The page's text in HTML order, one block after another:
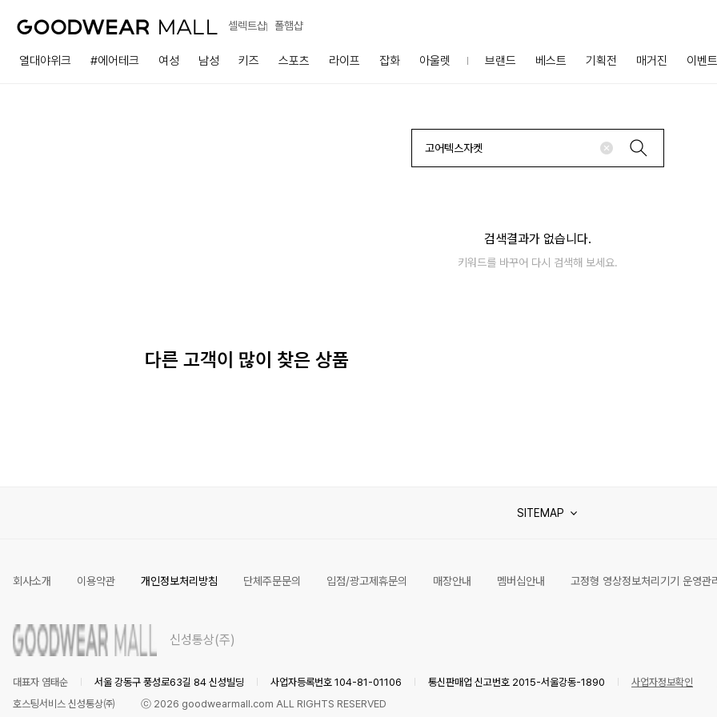
셀렉트샵 폴햄샵
열대야위크 #에어테크 여성 남성 키즈 스포츠 라이프 잡화 아울렛 브랜드 베스트 기획전 매거진 이벤트
검색결과가 없습니다.
키워드를 바꾸어 다시 검색해 보세요.
다른 고객이 많이 찾은 상품
SITEMAP
회사소개 이용약관 개인정보처리방침 단체주문문의 입점/광고제휴문의 매장안내 멤버십안내 고정형 영상정보처리기기 운영관
신성통상(주)
대표자 염태순 서울 강동구 풍성로63길 84 신성빌딩 사업자등록번호 104-81-01106 통신판매업 신고번호 2015-서울강동-1890 사업자정보확인
호스팅서비스 신성통상㈜
ⓒ 2026 goodwearmall.com ALL RIGHTS RESERVED